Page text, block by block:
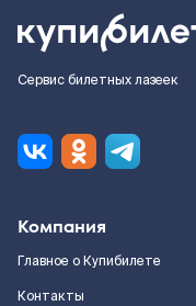
Сервис билетных лазеек
Компания
Главное о Купибилете
Контакты